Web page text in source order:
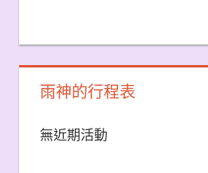
雨神的行程表
無近期活動